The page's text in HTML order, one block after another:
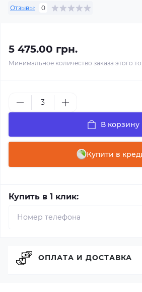
Отзывы: 0
5 475.00 грн.
Минимальное количество заказа этого
В корзину
Купити в
Купить в 1 клик:
ОПЛАТА И ДОСТАВКА